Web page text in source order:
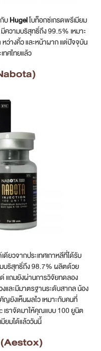
บHugelโบท็อกซ์เกรดพรีเมียม
ความบริสุทธิ์ถึง 99.5% เหมาะ
างคิ้ว และหน้าผาก แต่ปัจจุบัน
ทศไทยแล้ว
ยวจากประเทศเกาหลีที่ได้รับ
บริสุทธิ์ถึง 98.7% ผลิตด้วย
ด์ แถมยังผ่านการวิจัยทดลอง
และมีมาตรฐานระดับสากล น้อง
ยังเห็นผลไว เหมาะกับคนที่
เราจัดมาให้คุณแบบ 100 ยูนิต
ยมได้แล้ววันนี้